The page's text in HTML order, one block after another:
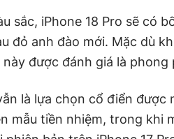
sắc, iPhone 18 Pro sẽ có
đỏ anh đào mới. Mặc dù
này được đánh giá là phong
là lựa chọn cổ điển
mẫu tiền nhiệm, trong khi